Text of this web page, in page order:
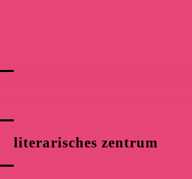
literarisches zentrum